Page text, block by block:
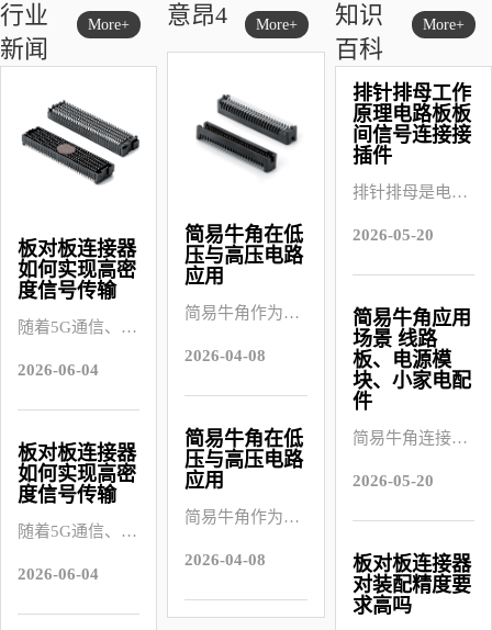
行业
新闻
More+
板对板连接器
如何实现高密
度信号传输
随着5G通信、智
动化设备快速发
展，电子产品内
部空间越来越紧
凑，而数据传输
需求却不断增
2026-06-04
板对板连接器
如何实现高密
度信号传输
随着5G通信、智
动化设备快速发
2026-06-04
意昂4 More+
简易牛角在低
压与高压电路
应用
简易牛角作为电
高压电路中都有
广泛应用，其性
能稳定性直接影
响电路稳定和设
备可靠性。围绕
2026-04-08
简易牛角在低
压与高压电路
应用
简易牛角作为电
高压电路中都有
2026-04-08
知识
百科
More+
排针排母工作
原理电路板板
间信号连接接
插件
排针排母是电子
板间信号连接接
插件，几乎存在
于所有电子设备
中。它由排针
（公头）和排母
（母头）两部分
方式实现两块电
路板之间的电气
连接，完成信号
和电源的传输
2026-05-20
简易牛角应用
场景 线路
板、电源模
块、小家电配
件
简易牛角连接器
插接件，因外形
类似牛角而得
名，具有结构简
单、安装便捷、
2026-05-20
板对板连接器
对装配精度要
求高吗